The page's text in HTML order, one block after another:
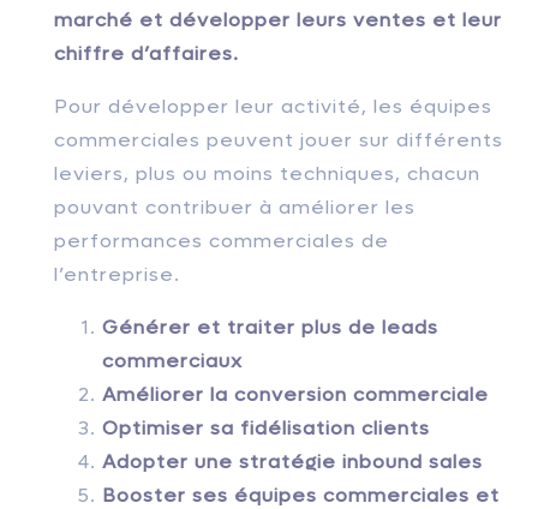
marché et développer leurs ventes et leur
chiffre d’affaires.
Pour développer leur activité, les équipes
commerciales peuvent jouer sur différents
leviers, plus ou moins techniques, chacun
pouvant contribuer à améliorer les
performances commerciales de
l’entreprise.
Générer et traiter plus de leads
commerciaux
Améliorer la conversion commerciale
Optimiser sa fidélisation clients
Adopter une stratégie inbound sales
Booster ses équipes commerciales et